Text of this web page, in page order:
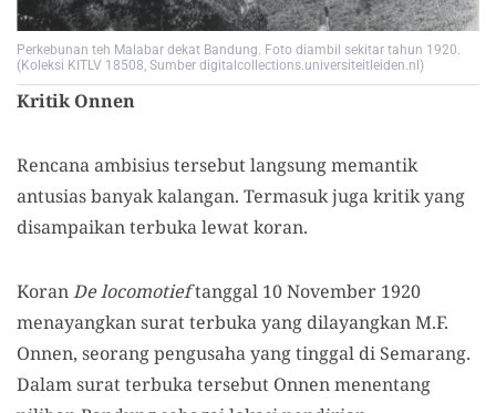
Perkebunan teh Malabar dekat Bandung. Foto diambil sekitar tahun 1920.
(Koleksi KITLV 18508, Sumber digitalcollections.universiteitleiden.nl)
Kritik Onnen
Rencana ambisius tersebut langsung memantik
antusias banyak kalangan. Termasuk juga kritik yang
disampaikan terbuka lewat koran.
KoranDe locomotieftanggal 10 November 1920
menayangkan surat terbuka yang dilayangkan M.F.
Onnen, seorang pengusaha yang tinggal di Semarang.
Dalam surat terbuka tersebut Onnen menentang